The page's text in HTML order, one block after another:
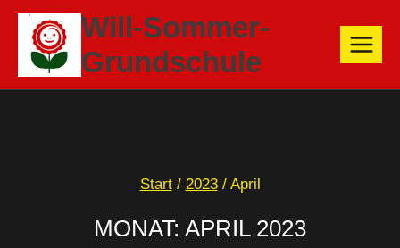
Zum
Inhalt
springen
Will-Sommer-
Grundschule
Start / 2023 / April
MONAT: APRIL 2023